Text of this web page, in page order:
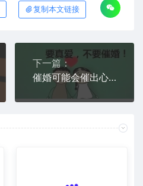
复制本文链接
下一篇：
催婚可能会催出心理问题